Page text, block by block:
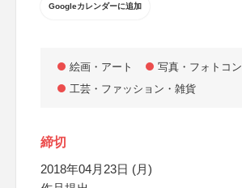
Googleカレンダーに追加
絵画・アート
写真・フォトコン
工芸・ファッション・雑貨
締切
2018年04月23日 (月)